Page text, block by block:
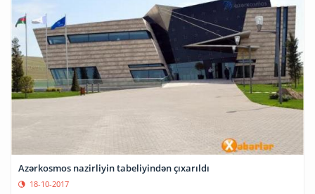
Azərkosmos nazirliyin tabeliyindən çıxarıldı
18-10-2017